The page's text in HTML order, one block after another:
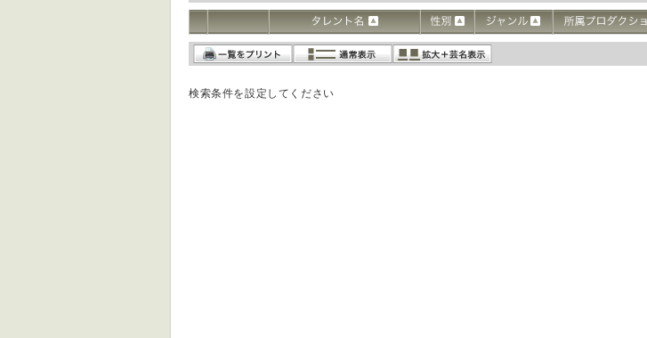
検索条件を設定してください